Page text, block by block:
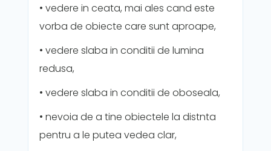
• vedere in ceata, mai ales cand este
vorba de obiecte care sunt aproape,
• vedere slaba in conditii de lumina
redusa,
• vedere slaba in conditii de oboseala,
• nevoia de a tine obiectele la distnta
pentru a le putea vedea clar,